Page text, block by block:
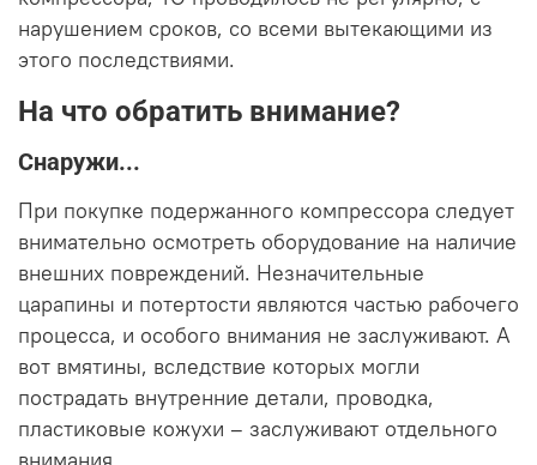
нарушением сроков, со всеми вытекающими из
этого последствиями.
На что обратить внимание?
Снаружи...
При покупке подержанного компрессора следует
внимательно осмотреть оборудование на наличие
внешних повреждений. Незначительные
царапины и потертости являются частью рабочего
процесса, и особого внимания не заслуживают. А
вот вмятины, вследствие которых могли
пострадать внутренние детали, проводка,
пластиковые кожухи – заслуживают отдельного